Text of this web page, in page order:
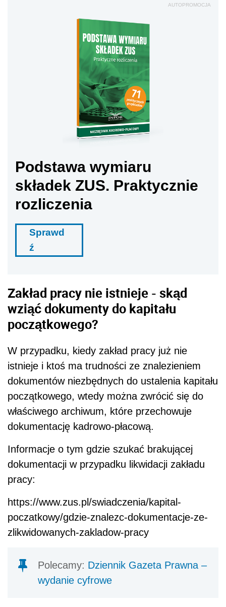
AUTOPROMOCJA
Podstawa wymiaru
składek ZUS. Praktycznie
rozliczenia
Sprawd
ź
Zakład pracy nie istnieje - skąd
wziąć dokumenty do kapitału
początkowego?
W przypadku, kiedy zakład pracy już nie
istnieje i ktoś ma trudności ze znalezieniem
dokumentów niezbędnych do ustalenia kapitału
początkowego, wtedy można zwrócić się do
właściwego archiwum, które przechowuje
dokumentację kadrowo-płacową.
Informacje o tym gdzie szukać brakującej
dokumentacji w przypadku likwidacji zakładu
pracy:
https://www.zus.pl/swiadczenia/kapital-
poczatkowy/gdzie-znalezc-dokumentacje-ze-
zlikwidowanych-zakladow-pracy
Polecamy: Dziennik Gazeta Prawna –
wydanie cyfrowe